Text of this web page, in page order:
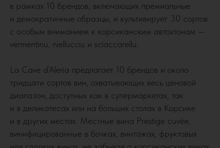
в рамках 10 брендов, включающих премиальные
и демократичные образцы, и культивирует 30 сортов
с особым вниманием к корсиканским автохтонам —
vermentinu, niellucciu и sciaccarellu.
La Cave d’Aleria предлагает 10 брендов и около
тридцати сортов вин, охватывающих весь ценовой
диапазон, доступных как в супермаркетах, так
и в деликатесах или на больших столах в Корсике
и в других местах. Местные вина Prestige cuvée,
винифицированные в бочках, винтажах, фруктовых